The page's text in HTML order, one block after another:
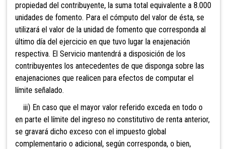
propiedad del contribuyente, la suma total equivalente a 8.000
unidades de fomento. Para el cómputo del valor de ésta, se
utilizará el valor de la unidad de fomento que corresponda al
último día del ejercicio en que tuvo lugar la enajenación
respectiva. El Servicio mantendrá a disposición de los
contribuyentes los antecedentes de que disponga sobre las
enajenaciones que realicen para efectos de computar el
límite señalado.
iii) En caso que el mayor valor referido exceda en todo o
en parte el límite del ingreso no constitutivo de renta anterior,
se gravará dicho exceso con el impuesto global
complementario o adicional, según corresponda, o bien,